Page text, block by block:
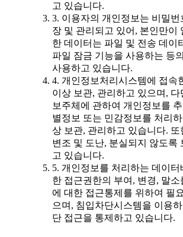
고 있습니다.
3. 이용자의 개인정보는 비밀번
장 및 관리되고 있어, 본인만이
한 데이터는 파일 및 전송 데이
파일 잠금 기능을 사용하는 등
사용하고 있습니다.
4. 개인정보처리시스템에 접속
이상 보관, 관리하고 있으며, 다
보주체에 관하여 개인정보를
별정보 또는 민감정보를 처리하
상 보관, 관리하고 있습니다. 또
변조 및 도난, 분실되지 않도록
고 있습니다.
5. 개인정보를 처리하는 데이터
한 접근권한의 부여, 변경, 말
에 대한 접근통제를 위하여 필
으며, 침입차단시스템을 이용
단 접근을 통제하고 있습니다.